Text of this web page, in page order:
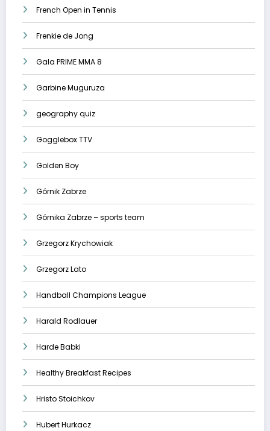
French Open in Tennis
Frenkie de Jong
Gala PRIME MMA 8
Garbine Muguruza
geography quiz
Gogglebox TTV
Golden Boy
Górnik Zabrze
Górnika Zabrze – sports team
Grzegorz Krychowiak
Grzegorz Lato
Handball Champions League
Harald Rodlauer
Harde Babki
Healthy Breakfast Recipes
Hristo Stoichkov
Hubert Hurkacz